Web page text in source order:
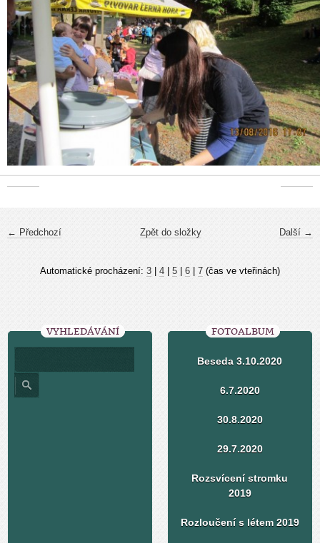
← Předchozí Další →
Zpět do složky
Automatické procházení: 3 4 5 6 7 (čas ve vteřinách)
VYHLEDÁVÁNÍ FOTOALBUM
Beseda 3.10.2020
6.7.2020
30.8.2020
29.7.2020
Rozsvícení stromku
2019
Rozloučení s létem 2019